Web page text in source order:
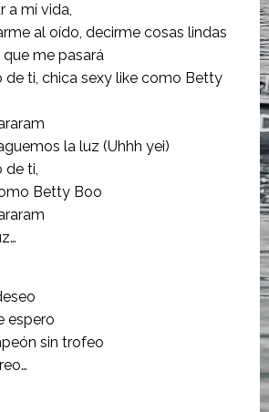
a mí vida,
al oído, decirme cosas lindas
me pasará
de ti, chica sexy like como Betty
la luz (Uhhh yei)
de ti,
Betty Boo
espero
sin trofeo